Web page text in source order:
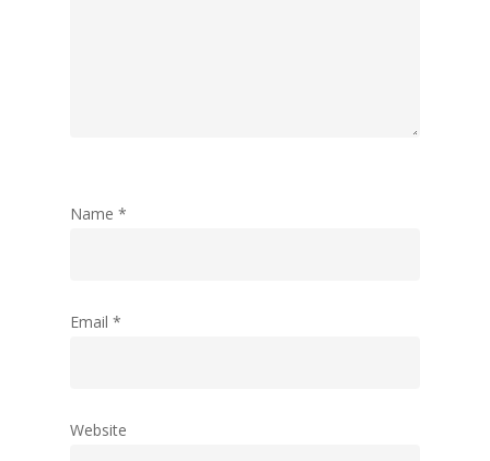
Name *
Email *
Website